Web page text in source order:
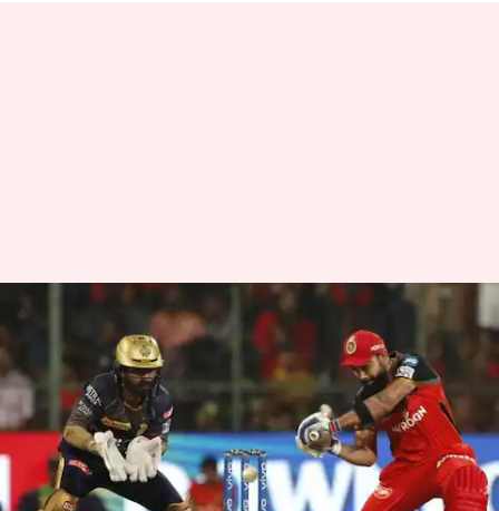
IPL 2020: कोलकाता नाइटराइडर्स
के खिलाफ कैसा रहा है विराट कोहली
का प्रदर्शन?
लेखन Neeraj Pandey Oct 21, 2020 01:45 pm
क्या है खबर?